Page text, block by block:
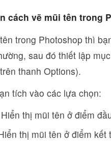
cách vẽ mũi tên trong
trong Photoshop thì
sau đó thiết lập mục
thanh Options).
tích vào các lựa chọn:
thị mũi tên ở điểm
thị mũi tên ở điểm kết